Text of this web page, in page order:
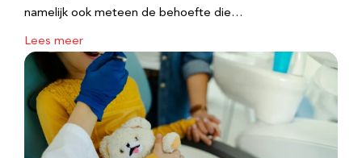
namelijk ook meteen de behoefte die…
Lees meer